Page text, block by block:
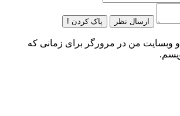
ارسال نظر پاک کردن !
و وبسایت من در مرورگر برای زمانی که